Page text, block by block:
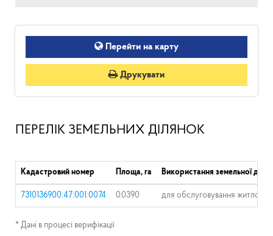
Перейти на карту
Друкувати
ПЕРЕЛІК ЗЕМЕЛЬНИХ ДІЛЯНОК
Кадастровий номер Площа, га Використання земельної
7310136900:47:001:0074 0.0390 для обслуговування
* Дані в процесі верифікації